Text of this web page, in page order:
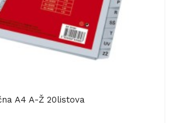
A4 A-Ž 20listova